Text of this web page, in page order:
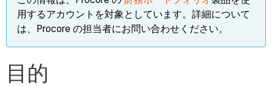
用するアカウントを対象としています。詳細について
は、Procore の担当者にお問い合わせください。
目的